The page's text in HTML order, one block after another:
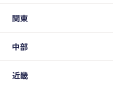
関東
中部
近畿